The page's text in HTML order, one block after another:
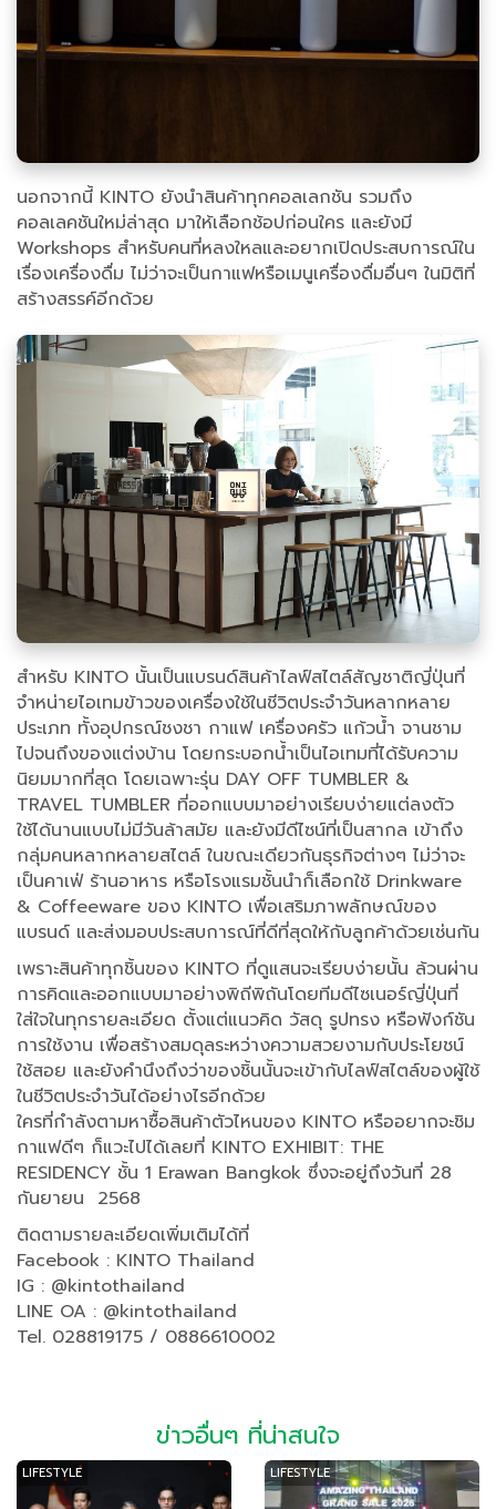
นอกจากนี้ KINTO ยังนำสินค้าทุกคอลเลกชัน รวมถึง
คอลเลคชันใหม่ล่าสุด มาให้เลือกช้อปก่อนใคร และยังมี
Workshops สำหรับคนที่หลงใหลและอยากเปิดประสบการณ์ใน
เรื่องเครื่องดื่ม ไม่ว่าจะเป็นกาแฟหรือเมนูเครื่องดื่มอื่นๆ ในมิติที่
สร้างสรรค์อีกด้วย
สำหรับ KINTO นั้นเป็นแบรนด์สินค้าไลฟ์สไตล์สัญชาติญี่ปุ่นที่
จำหน่ายไอเทมข้าวของเครื่องใช้ในชีวิตประจำวันหลากหลาย
ประเภท ทั้งอุปกรณ์ชงชา กาแฟ เครื่องครัว แก้วน้ำ จานชาม
ไปจนถึงของแต่งบ้าน โดยกระบอกน้ำเป็นไอเทมที่ได้รับความ
นิยมมากที่สุด โดยเฉพาะรุ่น DAY OFF TUMBLER &
TRAVEL TUMBLER ที่ออกแบบมาอย่างเรียบง่ายแต่ลงตัว
ใช้ได้นานแบบไม่มีวันล้าสมัย และยังมีดีไซน์ที่เป็นสากล เข้าถึง
กลุ่มคนหลากหลายสไตล์ ในขณะเดียวกันธุรกิจต่างๆ ไม่ว่าจะ
เป็นคาเฟ่ ร้านอาหาร หรือโรงแรมชั้นนำก็เลือกใช้ Drinkware
& Coffeeware ของ KINTO เพื่อเสริมภาพลักษณ์ของ
แบรนด์ และส่งมอบประสบการณ์ที่ดีที่สุดให้กับลูกค้าด้วยเช่นกัน
เพราะสินค้าทุกชิ้นของ KINTO ที่ดูแสนจะเรียบง่ายนั้น ล้วนผ่าน
การคิดและออกแบบมาอย่างพิถีพิถันโดยทีมดีไซเนอร์ญี่ปุ่นที่
ใส่ใจในทุกรายละเอียด ตั้งแต่แนวคิด วัสดุ รูปทรง หรือฟังก์ชัน
การใช้งาน เพื่อสร้างสมดุลระหว่างความสวยงามกับประโยชน์
ใช้สอย และยังคำนึงถึงว่าของชิ้นนั้นจะเข้ากับไลฟ์สไตล์ของผู้ใช้
ในชีวิตประจำวันได้อย่างไรอีกด้วย
ใครที่กำลังตามหาซื้อสินค้าตัวไหนของ KINTO หรืออยากจะชิม
กาแฟดีๆ ก็แวะไปได้เลยที่ KINTO EXHIBIT: THE
RESIDENCY ชั้น 1 Erawan Bangkok ซึ่งจะอยู่ถึงวันที่ 28
กันยายน 2568
ติดตามรายละเอียดเพิ่มเติมได้ที่
Facebook : KINTO Thailand
IG : @kintothailand
LINE OA : @kintothailand
Tel. 028819175 / 0886610002
ข่าวอื่นๆ ที่น่าสนใจ
LIFESTYLE LIFESTYLE